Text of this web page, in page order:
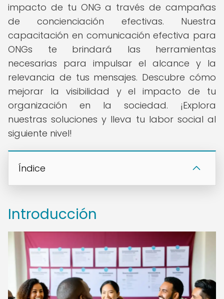
impacto de tu ONG a través de campañas
de concienciación efectivas. Nuestra
capacitación en comunicación efectiva para
ONGs te brindará las herramientas
necesarias para impulsar el alcance y la
relevancia de tus mensajes. Descubre cómo
mejorar la visibilidad y el impacto de tu
organización en la sociedad. ¡Explora
nuestras soluciones y lleva tu labor social al
siguiente nivel!
Índice
Introducción